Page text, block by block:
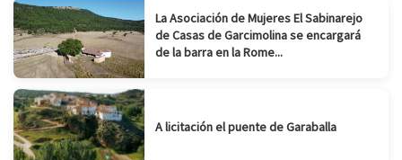
La Asociación de Mujeres El Sabinarejo
de Casas de Garcimolina se encargará
de la barra en la Rome...
A licitación el puente de Garaballa